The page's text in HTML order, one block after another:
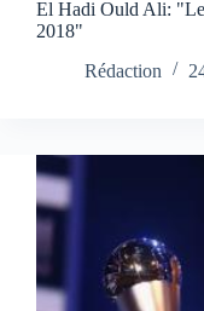
El Hadi Ould Ali: "Le
2018"
Rédaction